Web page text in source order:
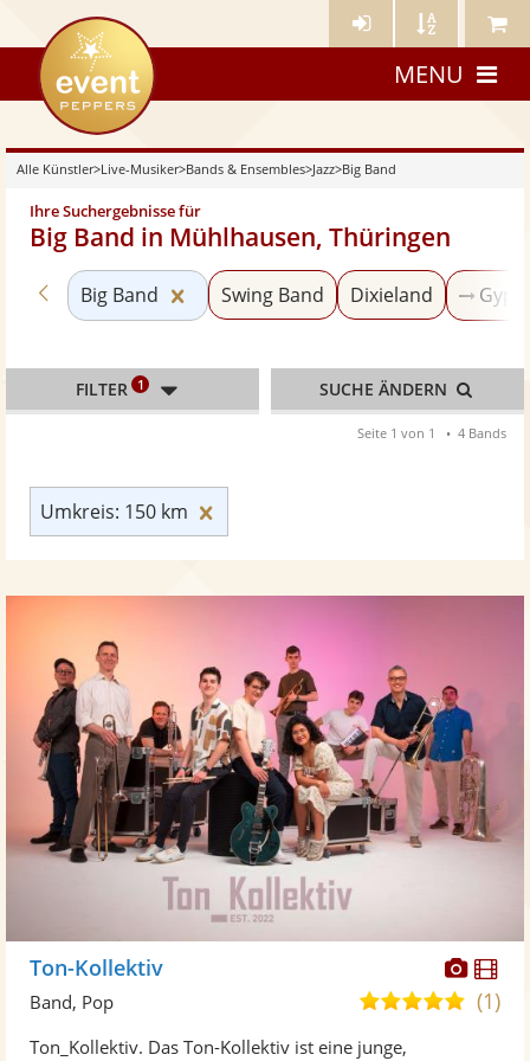
Künstler- Künstler Meine
eventpeppers
MENU
Alle Künstler>Live-Musiker>Bands & Ensembles>Jazz>Big Band
Ihre Suchergebnisse für
Big Band in Mühlhausen, Thüringen
Zurück zu «Jazz»
Big Band Kategorie «Big Band» zurücksetzen
Swing Band Dixieland
Umkreis: 150 km
FILTER 1 SUCHE ÄNDERN
Seite 1 von 1 4 Bands
Ton-Kollektiv
5,0(1)
Band, Pop
Ton_Kollektiv. Das Ton-Kollektiv ist eine junge,